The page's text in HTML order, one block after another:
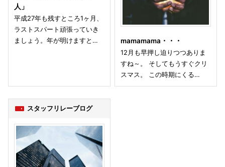
人」
平成27年も残すところ1ヶ月、
ラストスパート頑張っていき
ましょう。年が明けますと…
mamamama・・・
12月も早押し迫りつつありま
すね～。 そしてもうすぐクリ
スマス。 この時期にくる…
スタッフリレーブログ